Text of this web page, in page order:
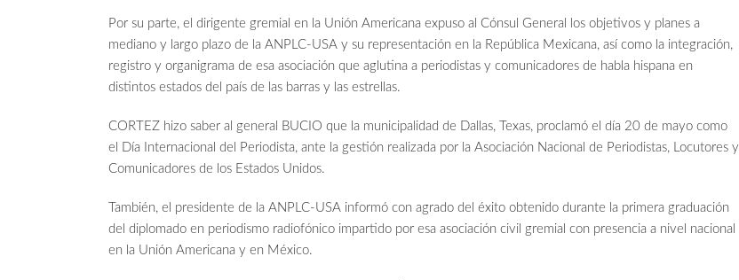
Por su parte, el dirigente gremial en la Unión Americana expuso al Cónsul General los objetivos y planes a
mediano y largo plazo de la ANPLC-USA y su representación en la República Mexicana, así como la integración,
registro y organigrama de esa asociación que aglutina a periodistas y comunicadores de habla hispana en
distintos estados del país de las barras y las estrellas.
CORTEZ hizo saber al general BUCIO que la municipalidad de Dallas, Texas, proclamó el día 20 de mayo como
el Día Internacional del Periodista, ante la gestión realizada por la Asociación Nacional de Periodistas, Locutores y
Comunicadores de los Estados Unidos.
También, el presidente de la ANPLC-USA informó con agrado del éxito obtenido durante la primera graduación
del diplomado en periodismo radiofónico impartido por esa asociación civil gremial con presencia a nivel nacional
en la Unión Americana y en México.